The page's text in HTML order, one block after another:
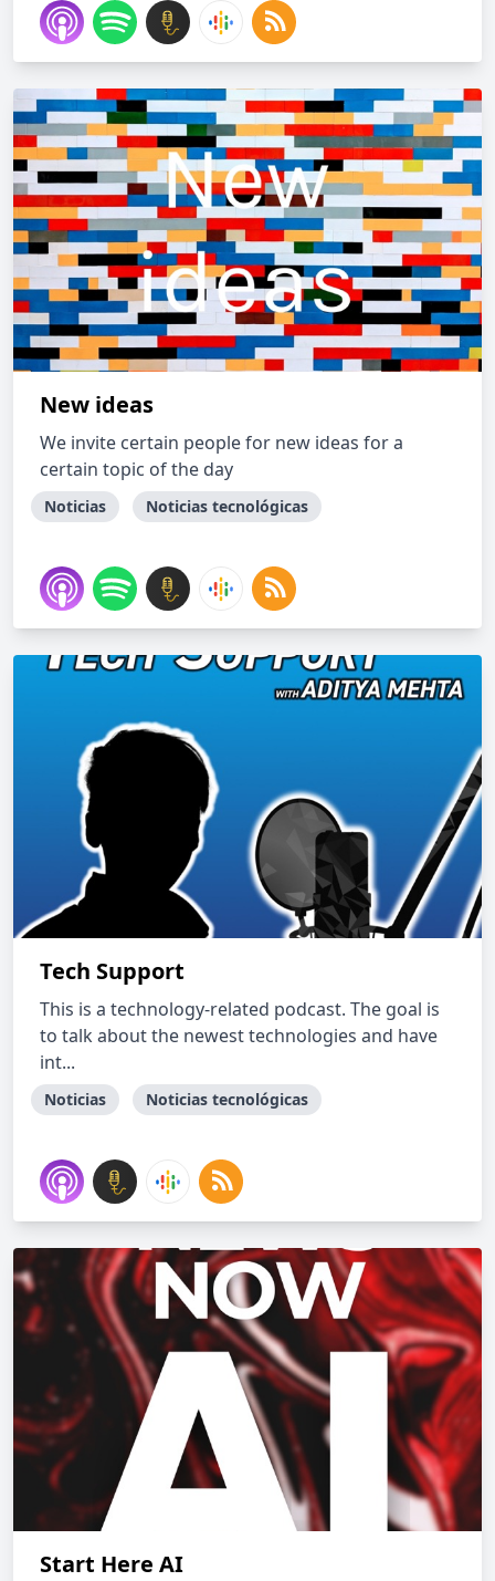
New ideas
We invite certain people for new ideas for a
certain topic of the day
Noticias Noticias tecnológicas
Tech Support
This is a technology-related podcast. The goal is
to talk about the newest technologies and have
int...
Noticias Noticias tecnológicas
Start Here AI